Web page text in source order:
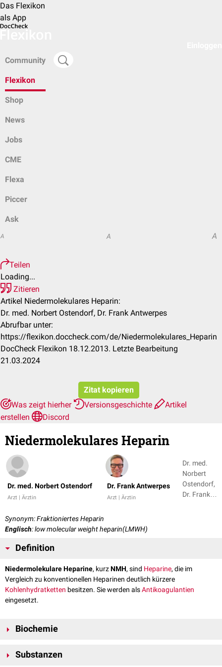
Das Flexikon
als App
Community
Flexikon
Shop
News
Jobs
CME
Flexa
Piccer
Ask
A A A
Teilen
Loading...
Zitieren
Artikel Niedermolekulares Heparin:
Dr. med. Norbert Ostendorf, Dr. Frank Antwerpes
Abrufbar unter:
https://flexikon.doccheck.com/de/Niedermolekulares_Heparin
DocCheck Flexikon 18.12.2013. Letzte Bearbeitung
21.03.2024
Zitat kopieren
Was zeigt hierher
Versionsgeschichte
Artikel
erstellen
Discord
Niedermolekulares Heparin
Dr. med. Norbert Ostendorf
Arzt | Ärztin
Dr. Frank Antwerpes
Arzt | Ärztin
Dr. med.
Norbert
Ostendorf,
Dr. Frank
Synonym: Fraktioniertes Heparin
Englisch: low molecular weight heparin(LMWH)
Definition
Niedermolekulare Heparine, kurzNMH, sind Heparine, die im
Vergleich zu konventionellen Heparinen deutlich kürzere
Kohlenhydratketten besitzen. Sie werden alsAntikoagulantien
eingesetzt.
Biochemie
sondern besitzen Kohlenhydratketten mit einer Länge zwischen 4 und 36
Substanzen